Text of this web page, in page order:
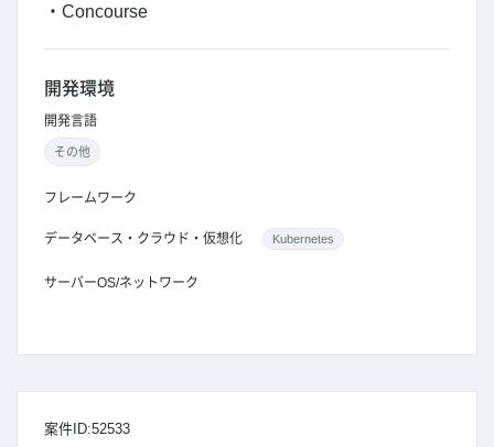
・Concourse
開発環境
開発言語
その他
フレームワーク
データベース・クラウド・仮想化 Kubernetes
サーバーOS/ネットワーク
案件ID:52533